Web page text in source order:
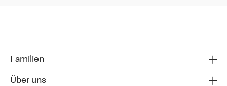
Familien
Über uns